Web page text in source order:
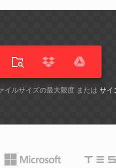
イルサイズの最大限度 または サイ